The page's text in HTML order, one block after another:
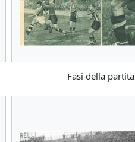
Fasi della partita